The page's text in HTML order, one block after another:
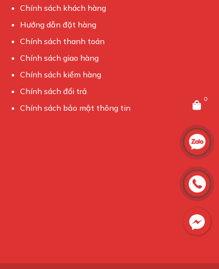
Chính sách khách hàng
Hướng dẫn đặt hàng
Chính sách thanh toán
Chính sách giao hàng
Chính sách kiểm hàng
Chính sách đổi trả
Chính sách bảo mật thông tin
0